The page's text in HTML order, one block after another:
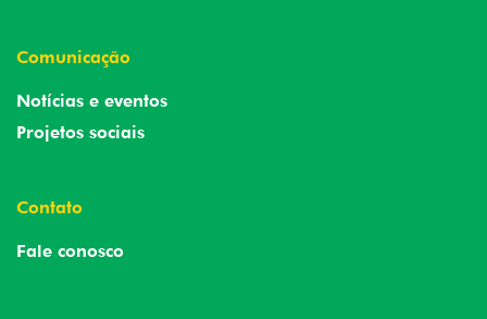
Comunicação
Notícias e eventos
Projetos sociais
Contato
Fale conosco